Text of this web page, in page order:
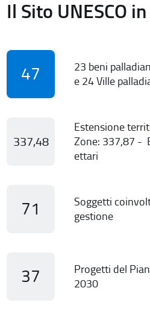
Il Sito UNESCO
47
23 beni
e 24 Ville
337,48
Estensione
Zone: 337,87 -
ettari
71
Soggetti
gestione
37
Progetti del
2030